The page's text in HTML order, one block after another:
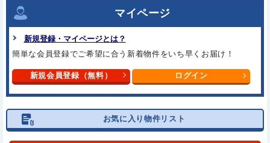
マイページ
新規登録・マイページとは？
簡単な会員登録でご希望に合う新着物件をいち早くお届け！
新規会員登録（無料） ログイン
お気に入り物件リスト